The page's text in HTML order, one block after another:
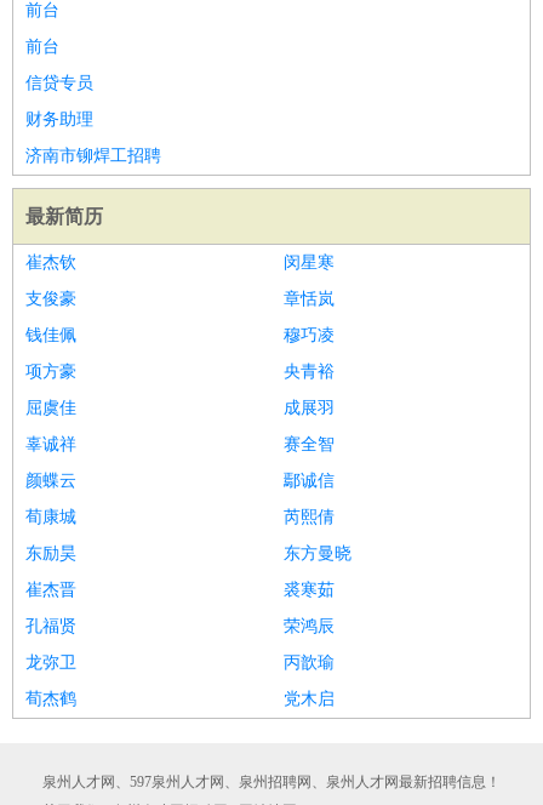
前台
前台
信贷专员
财务助理
济南市铆焊工招聘
最新简历
崔杰钦
闵星寒
支俊豪
章恬岚
钱佳佩
穆巧凌
项方豪
央青裕
屈虞佳
成展羽
辜诚祥
赛全智
颜蝶云
鄢诚信
荀康城
芮熙倩
东励昊
东方曼晓
崔杰晋
裘寒茹
孔福贤
荣鸿辰
龙弥卫
丙歆瑜
荀杰鹤
党木启
泉州人才网、597泉州人才网、泉州招聘网、泉州人才网最新招聘信息！